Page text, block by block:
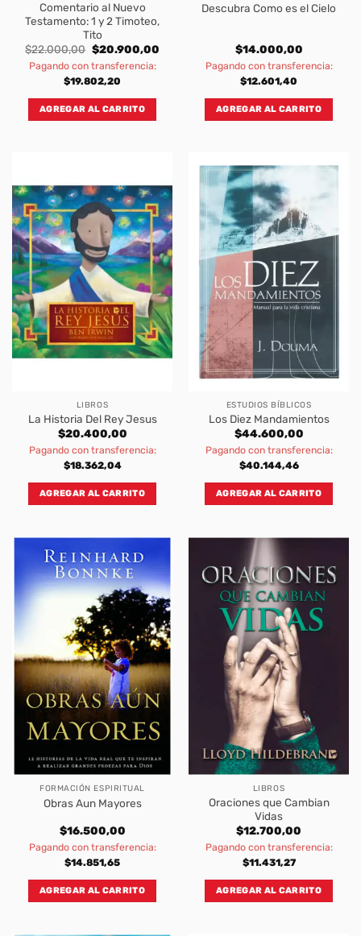
Comentario al Nuevo
Testamento: 1 y 2 Timoteo,
Tito
$22.000,00 Original
price
was:
$22.000,00.
$20.900,00Current
Pagando con transferencia:
$19.802,20
AGREGAR AL CARRITO
Descubra Como es el Cielo
$14.000,00
Pagando con transferencia:
$12.601,40
AGREGAR AL CARRITO
LIBROS
La Historia Del Rey Jesus
$20.400,00
Pagando con transferencia:
$18.362,04
AGREGAR AL CARRITO
ESTUDIOS BÍBLICOS
Los Diez Mandamientos
$44.600,00
Pagando con transferencia:
$40.144,46
AGREGAR AL CARRITO
FORMACIÓN ESPIRITUAL
Obras Aun Mayores
$16.500,00
Pagando con transferencia:
$14.851,65
AGREGAR AL CARRITO
LIBROS
Oraciones que Cambian
Vidas
$12.700,00
Pagando con transferencia:
$11.431,27
AGREGAR AL CARRITO